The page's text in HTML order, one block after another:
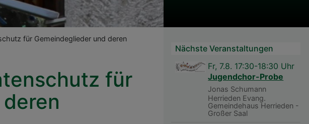
für Gemeindeglieder und deren
für
Nächste Veranstaltungen
Fr, 7.8. 17:30-18:30 Uhr
Jugendchor-Probe
Jonas Schumann
Herrieden Evang.
Gemeindehaus Herrieden -
Großer Saal